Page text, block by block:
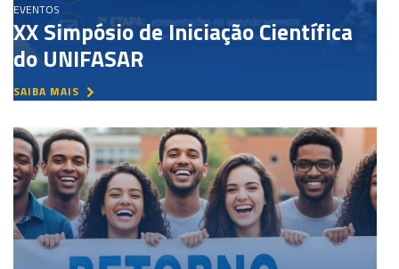
EVENTOS
XX Simpósio de Iniciação Científica
do UNIFASAR
SAIBA MAIS